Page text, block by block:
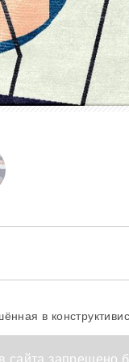
в
запрещено